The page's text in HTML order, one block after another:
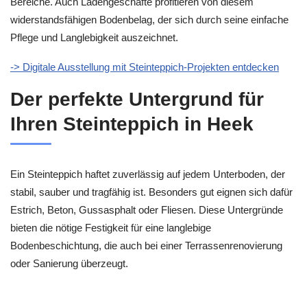
widerstandsfähigen Bodenbelag, der sich durch seine einfache
Pflege und Langlebigkeit auszeichnet.
-> Digitale Ausstellung mit Steinteppich-Projekten entdecken
Der perfekte Untergrund für
Ihren Steinteppich in Heek
Ein Steinteppich haftet zuverlässig auf jedem Unterboden, der
stabil, sauber und tragfähig ist. Besonders gut eignen sich dafür
Estrich, Beton, Gussasphalt oder Fliesen. Diese Untergründe
bieten die nötige Festigkeit für eine langlebige
Bodenbeschichtung, die auch bei einer Terrassenrenovierung
oder Sanierung überzeugt.